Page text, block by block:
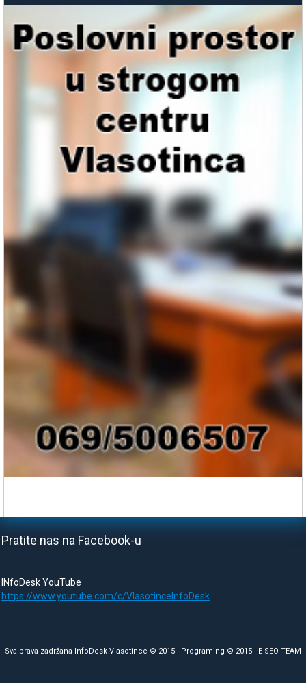
Pratite nas na Facebook-u
INfoDesk YouTube
https://www.youtube.com/c/VlasotinceInfoDesk
Sva prava zadržana InfoDesk Vlasotince © 2015 | Programing © 2015 - E-SEO TEAM